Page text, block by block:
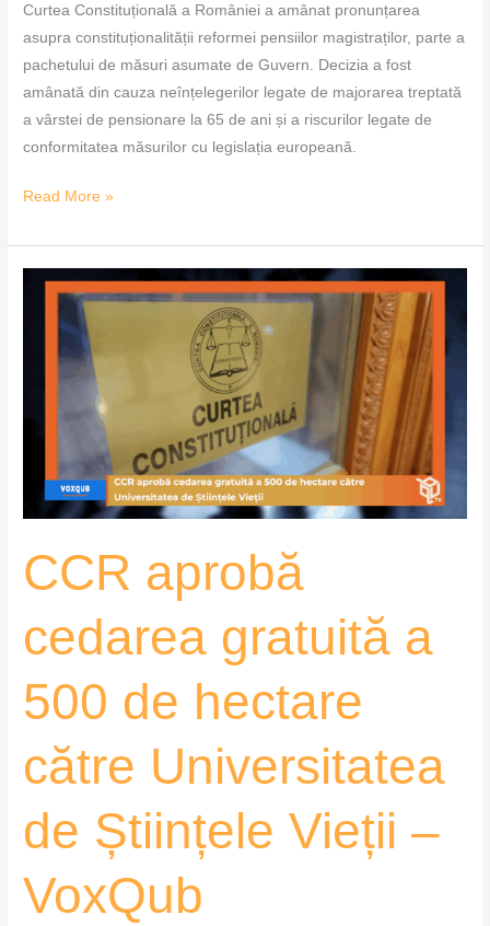
Curtea Constituțională a României a amânat pronunțarea
asupra constituționalității reformei pensiilor magistraților, parte a
pachetului de măsuri asumate de Guvern. Decizia a fost
amânată din cauza neînțelegerilor legate de majorarea treptată
a vârstei de pensionare la 65 de ani și a riscurilor legate de
conformitatea măsurilor cu legislația europeană.
Read More »
CCR aprobă
cedarea gratuită a
500 de hectare
către Universitatea
de Științele Vieții –
VoxQub
CCR
cedarea
gratuită
500
hectare
către
de
Științele
–